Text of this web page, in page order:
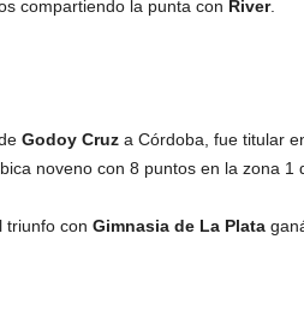
compartiendo la punta con River.
Godoy Cruz a Córdoba, fue titular
noveno con 8 puntos en la zona 1
triunfo con Gimnasia de La Plata